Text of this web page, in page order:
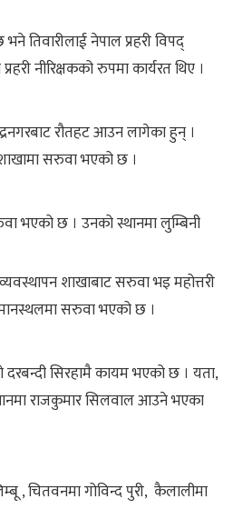
तिवारीलाई नेपाल प्रहरी विपद्
नीरिक्षकको रुपमा कार्यरत थिए ।
रौतहट आउन लागेका हुन् ।
सरुवा भएको छ ।
भएको छ । उनको स्थानमा लुम्बिनी
शाखाबाट सरुवा भइ महोत्तरी
सरुवा भएको छ ।
दरबन्दी सिरहामै कायम भएको छ । यता,
राजकुमार सिलवाल आउने भएका
, चितवनमा गोविन्द पुरी, कैलालीमा